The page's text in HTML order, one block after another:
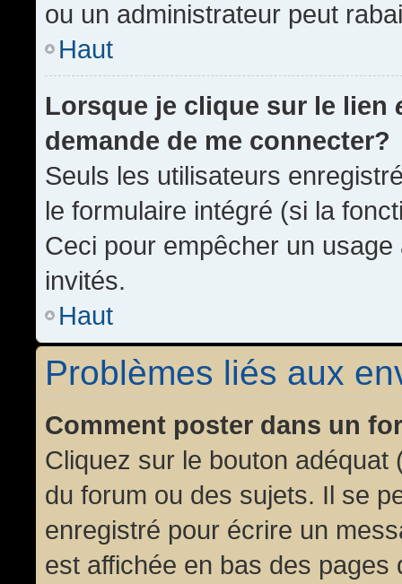
ou un administrateur peut
Haut
Lorsque je clique sur le lien
demande de me connecter?
Seuls les utilisateurs
le formulaire intégré (si la
Ceci pour empêcher un
invités.
Haut
Problèmes liés aux
Comment poster dans un
Cliquez sur le bouton
du forum ou des sujets. Il se
enregistré pour écrire un
est affichée en bas des